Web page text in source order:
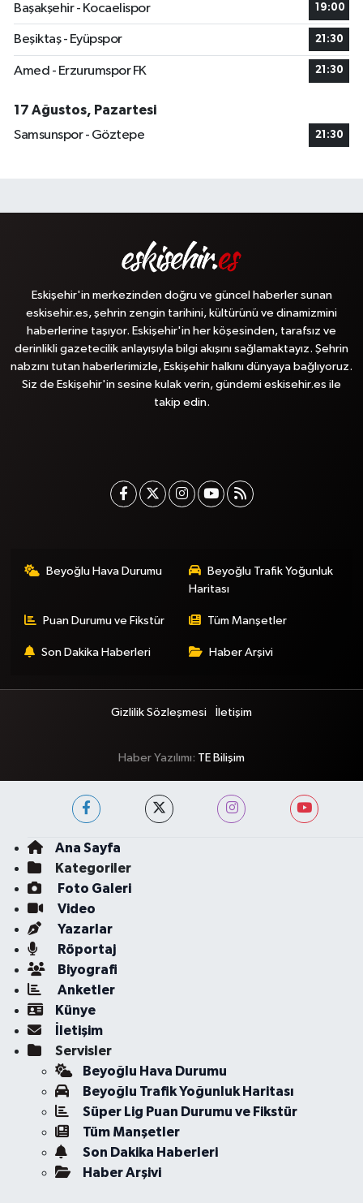
Başakşehir - Kocaelispor
19:00
Beşiktaş - Eyüpspor 21:30
Amed - Erzurumspor FK 21:30
17 Ağustos, Pazartesi
Samsunspor - Göztepe
21:30
Eskişehir'in merkezinden doğru ve güncel haberler sunan
eskisehir.es, şehrin zengin tarihini, kültürünü ve dinamizmini
haberlerine taşıyor. Eskişehir'in her köşesinden, tarafsız ve
derinlikli gazetecilik anlayışıyla bilgi akışını sağlamaktayız. Şehrin
nabzını tutan haberlerimizle, Eskişehir halkını dünyaya bağlıyoruz.
Siz de Eskişehir'in sesine kulak verin, gündemi eskisehir.es ile
takip edin.
Beyoğlu Hava Durumu
Beyoğlu Trafik Yoğunluk
Haritası
Puan Durumu ve Fikstür Tüm Manşetler
Son Dakika Haberleri Haber Arşivi
Gizlilik Sözleşmesi İletişim
Haber Yazılımı: TE Bilişim
Ana Sayfa
Kategoriler
Foto Galeri
Video
Yazarlar
Röportaj
Biyografi
Anketler
Künye
İletişim
Servisler
Beyoğlu Hava Durumu
Beyoğlu Trafik Yoğunluk Haritası
Süper Lig Puan Durumu ve Fikstür
Tüm Manşetler
Son Dakika Haberleri
Haber Arşivi